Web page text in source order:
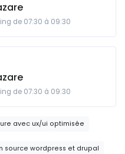
de 07:30 à 09:30
de 07:30 à 09:30
avec ux/ui optimisée
source wordpress et drupal